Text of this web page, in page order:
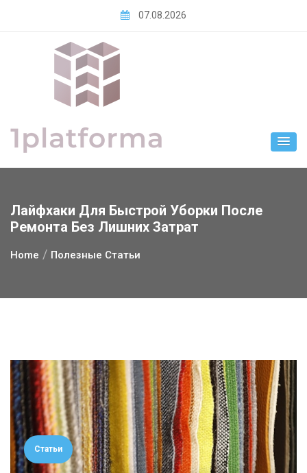
07.08.2026
Лайфхаки Для Быстрой Уборки После
Ремонта Без Лишних Затрат
Home Полезные Статьи
Статьи